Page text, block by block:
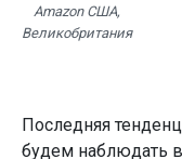
Amazon США,
Великобритания
Последняя
будем наблюдать